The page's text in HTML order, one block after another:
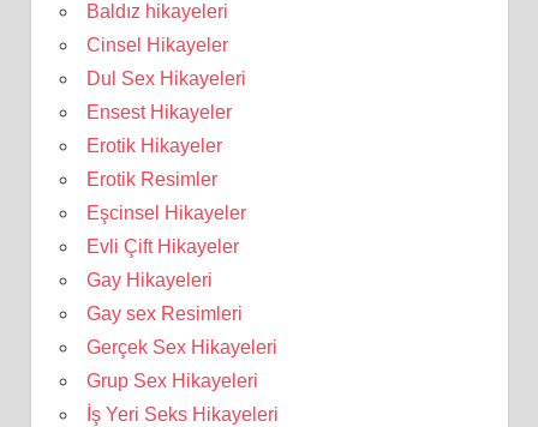
Baldız hikayeleri
Cinsel Hikayeler
Dul Sex Hikayeleri
Ensest Hikayeler
Erotik Hikayeler
Erotik Resimler
Eşcinsel Hikayeler
Evli Çift Hikayeler
Gay Hikayeleri
Gay sex Resimleri
Gerçek Sex Hikayeleri
Grup Sex Hikayeleri
İş Yeri Seks Hikayeleri